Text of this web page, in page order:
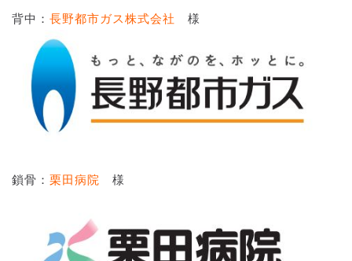
背中： 長野都市ガス株式会社 様
鎖骨： 栗田病院 様